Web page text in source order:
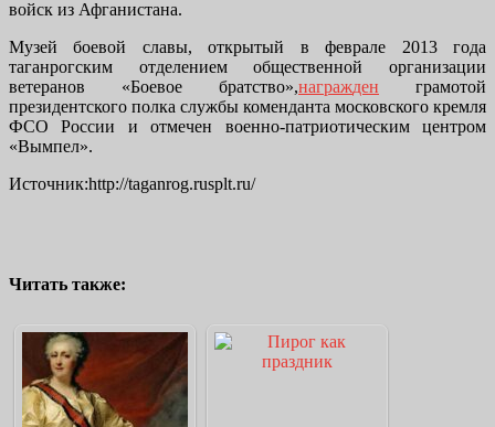
войск из Афганистана.
Музей боевой славы, открытый в феврале 2013 года
таганрогским отделением общественной организации
ветеранов «Боевое братство»,награжден грамотой
президентского полка службы коменданта московского кремля
ФСО России и отмечен военно-патриотическим центром
«Вымпел».
Источник:http://taganrog.rusplt.ru/
Читать также: